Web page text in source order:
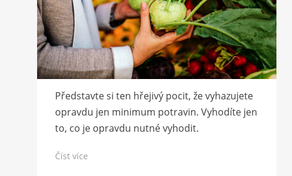
Představte si ten hřejivý pocit, že vyhazujete
opravdu jen minimum potravin. Vyhodíte jen
to, co je opravdu nutné vyhodit.
Číst více